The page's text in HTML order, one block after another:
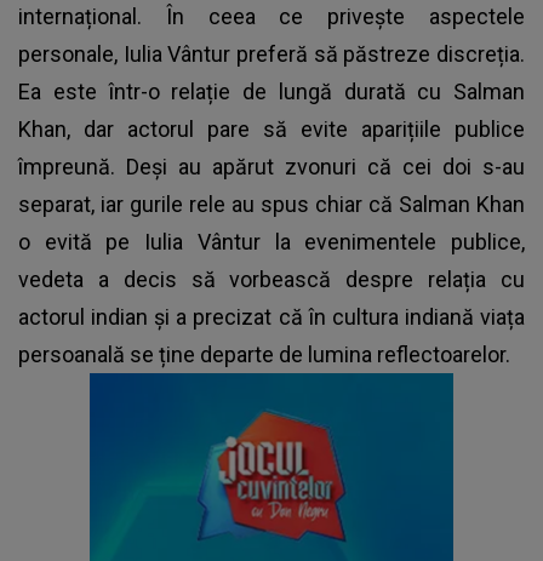
internațional. În ceea ce privește aspectele
personale, Iulia Vântur preferă să păstreze discreția.
Ea este într-o relație de lungă durată cu Salman
Khan, dar actorul pare să evite aparițiile publice
împreună. Deși au apărut zvonuri că cei doi s-au
separat, iar gurile rele au spus chiar că Salman Khan
o evită pe Iulia Vântur la evenimentele publice,
vedeta a decis să vorbească despre relația cu
actorul indian și a precizat că în cultura indiană viața
persoanală se ține departe de lumina reflectoarelor.